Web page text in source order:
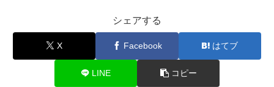
シェアする
X Facebook はてブ
LINE コピー